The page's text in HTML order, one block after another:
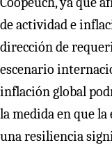
de actividad e
dirección de
escenario
inflación global
la medida en que
una resiliencia